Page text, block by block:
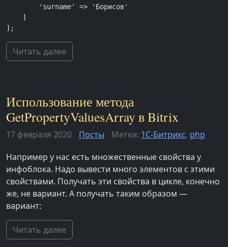
];
Читать далее
Использование метода
GetPropertyValuesArray в Bitrix
17 февраля 2020 Посты Метки: 1С-Битрикс, php
Например у нас есть множественные свойства у
инфоблока. Надо вывести много элементов с этими
свойствами. Получать эти свойства в цикле, конечно
же, не вариант. А получать таким образом —
вариант:
Читать далее